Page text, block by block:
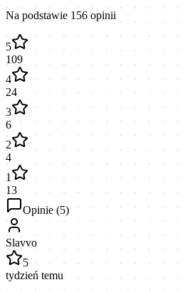
Na podstawie 156 opinii
5
109
4
24
3
6
2
4
1
13
Opinie (5)
Slavvo
5
tydzień temu